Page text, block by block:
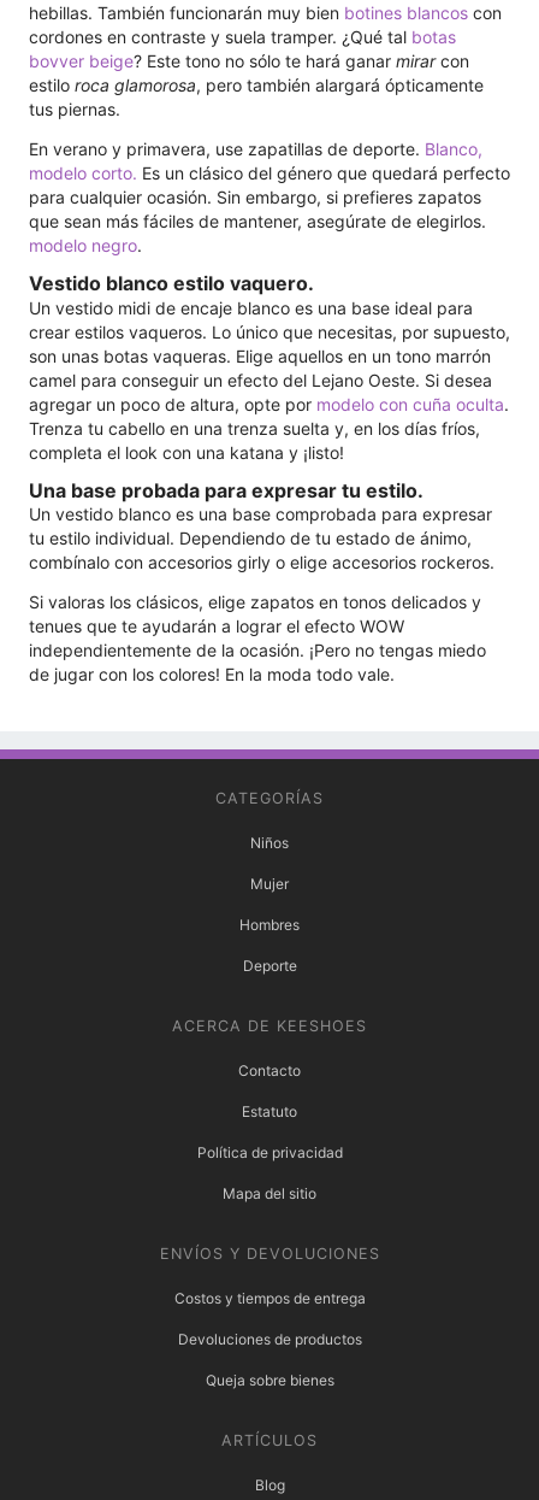
hebillas. También funcionarán muy bien botines blancos con
cordones en contraste y suela tramper. ¿Qué tal botas
bovver beige? Este tono no sólo te hará ganar mirarcon
estilo roca glamorosa, pero también alargará ópticamente
tus piernas.
En verano y primavera, use zapatillas de deporte. Blanco,
modelo corto. Es un clásico del género que quedará perfecto
para cualquier ocasión. Sin embargo, si prefieres zapatos
que sean más fáciles de mantener, asegúrate de elegirlos.
modelo negro.
Vestido blanco estilo vaquero.
Un vestido midi de encaje blanco es una base ideal para
crear estilos vaqueros. Lo único que necesitas, por supuesto,
son unas botas vaqueras. Elige aquellos en un tono marrón
camel para conseguir un efecto del Lejano Oeste. Si desea
agregar un poco de altura, opte por modelo con cuña oculta.
Trenza tu cabello en una trenza suelta y, en los días fríos,
completa el look con una katana y ¡listo!
Una base probada para expresar tu estilo.
Un vestido blanco es una base comprobada para expresar
tu estilo individual. Dependiendo de tu estado de ánimo,
combínalo con accesorios girly o elige accesorios rockeros.
Si valoras los clásicos, elige zapatos en tonos delicados y
tenues que te ayudarán a lograr el efecto WOW
independientemente de la ocasión. ¡Pero no tengas miedo
de jugar con los colores! En la moda todo vale.
CATEGORÍAS
Niños
Mujer
Hombres
Deporte
ACERCA DE KEESHOES
Contacto
Estatuto
Política de privacidad
Mapa del sitio
ENVÍOS Y DEVOLUCIONES
Costos y tiempos de entrega
Devoluciones de productos
Queja sobre bienes
ARTÍCULOS
Blog